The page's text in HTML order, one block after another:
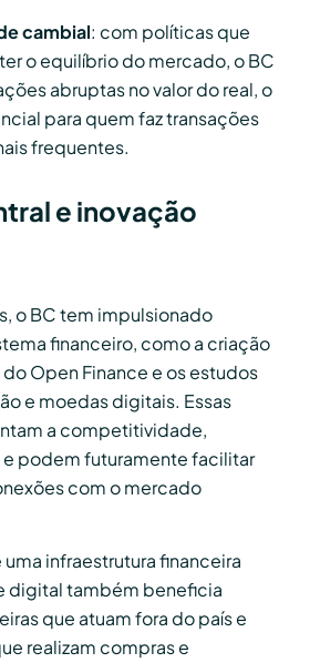
cambial: com políticas que
o equilíbrio do mercado, o BC
abruptas no valor do real, o
para quem faz transações
frequentes.
e inovação
o BC tem impulsionado
financeiro, como a criação
do Open Finance e os estudos
e moedas digitais. Essas
a competitividade,
e podem futuramente facilitar
com o mercado
infraestrutura financeira
digital também beneficia
que atuam fora do país e
realizam compras e